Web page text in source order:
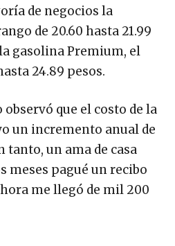
de negocios la
de 20.60 hasta 21.99
gasolina Premium, el
24.89 pesos.
que el costo de la
un incremento anual de
tanto, un ama de casa
meses pagué un recibo
me llegó de mil 200